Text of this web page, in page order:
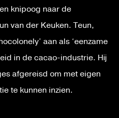
knipoog naar de
van der Keuken. Teun,
aan als ‘eenzame
in de cacao-industrie. Hij
afgereisd om met eigen
te kunnen inzien.